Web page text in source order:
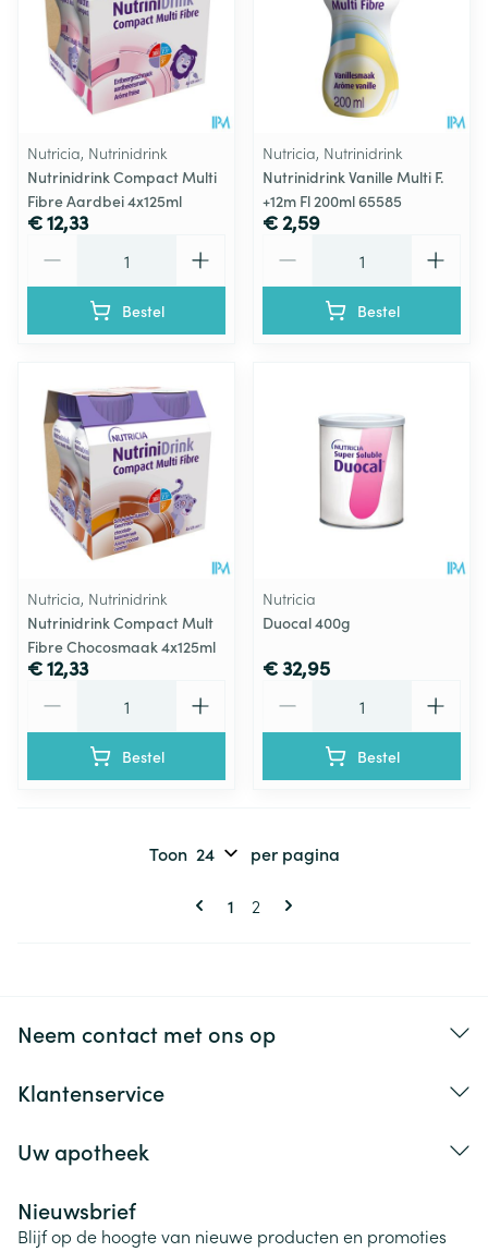
Nutricia, Nutrinidrink
Nutrinidrink Compact Multi
Fibre Aardbei 4x125ml
€ 12,33
Bestel
Nutricia, Nutrinidrink
Nutrinidrink Vanille Multi F.
+12m Fl 200ml 65585
€ 2,59
Bestel
Nutricia, Nutrinidrink
Nutrinidrink Compact Mult
Fibre Chocosmaak 4x125ml
€ 12,33
Bestel
Nutricia
Duocal 400g
€ 32,95
Bestel
Pagina's
U lees momenteel pagina
1 Pagina
2
Toon per pagina
Neem contact met ons op
Klantenservice
Uw apotheek
Nieuwsbrief
Blijf op de hoogte van nieuwe producten en promoties